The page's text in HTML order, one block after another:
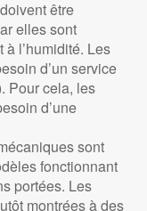
être
elles sont
l’humidité. Les
d’un service
Pour cela, les
d’une
sont
fonctionnant
portées. Les
montrées à des